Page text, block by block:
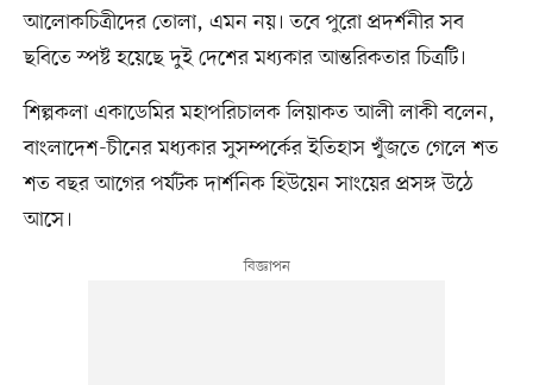
আলোকচিত্রীদের তোলা, এমন নয়। তবে পুরো প্রদর্শনীর সব
ছবিতে স্পষ্ট হয়েছে দুই দেশের মধ্যকার আন্তরিকতার চিত্রটি।
শিল্পকলা একাডেমির মহাপরিচালক লিয়াকত আলী লাকী বলেন,
বাংলাদেশ-চীনের মধ্যকার সুসম্পর্কের ইতিহাস খুঁজতে গেলে শত
শত বছর আগের পর্যটক দার্শনিক হিউয়েন সাংয়ের প্রসঙ্গ উঠে
আসে।